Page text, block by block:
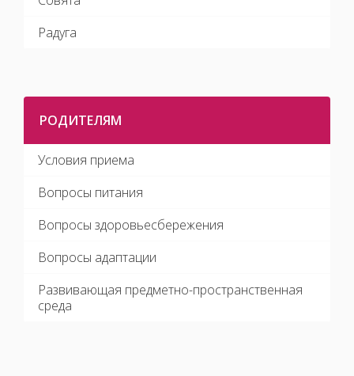
Радуга
РОДИТЕЛЯМ
Условия приема
Вопросы питания
Вопросы здоровьесбережения
Вопросы адаптации
Развивающая предметно-пространственная
среда